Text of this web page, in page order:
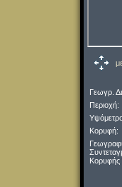
Γεωγρ.
Περιοχή:
Κορυφή:
Κορυφής